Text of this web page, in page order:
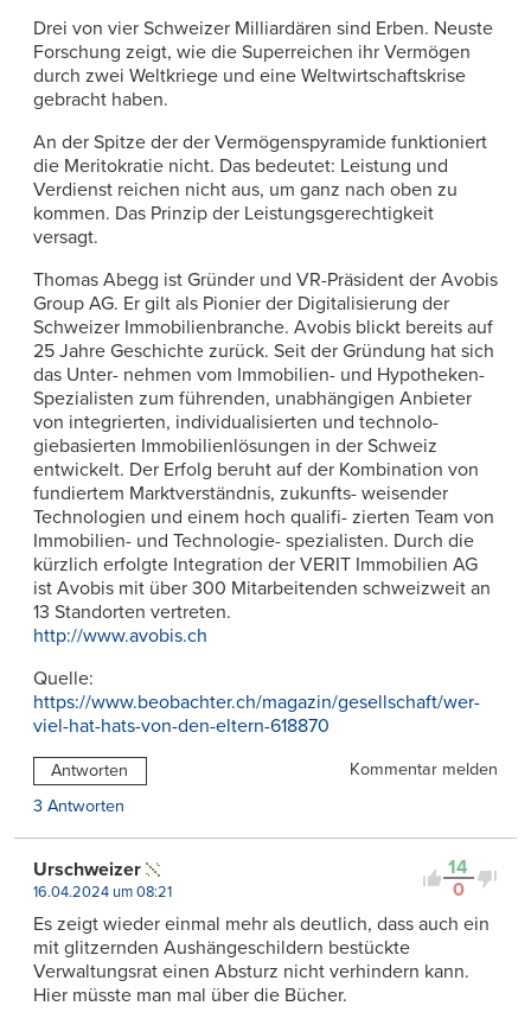
Drei von vier Schweizer Milliardären sind Erben. Neuste
Forschung zeigt, wie die Superreichen ihr Vermögen
durch zwei Weltkriege und eine Weltwirtschaftskrise
gebracht haben.
An der Spitze der der Vermögenspyramide funktioniert
die Meritokratie nicht. Das bedeutet: Leistung und
Verdienst reichen nicht aus, um ganz nach oben zu
kommen. Das Prinzip der Leistungsgerechtigkeit
versagt.
Thomas Abegg ist Gründer und VR-Präsident der Avobis
Group AG. Er gilt als Pionier der Digitalisierung der
Schweizer Immobilienbranche. Avobis blickt bereits auf
25 Jahre Geschichte zurück. Seit der Gründung hat sich
das Unter- nehmen vom Immobilien- und Hypotheken-
Spezialisten zum führenden, unabhängigen Anbieter
von integrierten, individualisierten und technolo-
giebasierten Immobilienlösungen in der Schweiz
entwickelt. Der Erfolg beruht auf der Kombination von
fundiertem Marktverständnis, zukunfts- weisender
Technologien und einem hoch qualifi- zierten Team von
Immobilien- und Technologie- spezialisten. Durch die
kürzlich erfolgte Integration der VERIT Immobilien AG
ist Avobis mit über 300 Mitarbeitenden schweizweit an
13 Standorten vertreten.
http://www.avobis.ch
Quelle:
https://www.beobachter.ch/magazin/gesellschaft/wer-
viel-hat-hats-von-den-eltern-618870
Antworten
Kommentar melden
3 Antworten
14
0
Urschweizer
16.04.2024 um 08:21
Es zeigt wieder einmal mehr als deutlich, dass auch ein
mit glitzernden Aushängeschildern bestückte
Verwaltungsrat einen Absturz nicht verhindern kann.
Hier müsste man mal über die Bücher.